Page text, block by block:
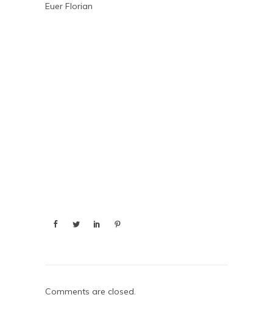
Euer Florian
Comments are closed.